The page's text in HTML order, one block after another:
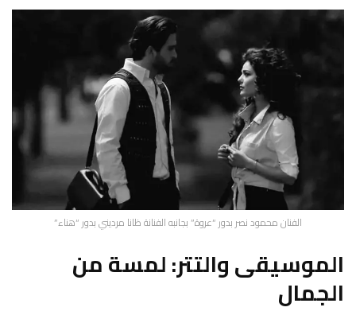
الفنان محمود نصر بدور “عروة” بجانبه الفنانة ظانا مرديني بدور “هناء”
الموسيقى والتتر: لمسة من
الجمال